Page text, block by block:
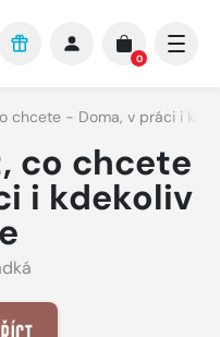
0
chcete - Doma, v práci i
co chcete
i kdekoliv